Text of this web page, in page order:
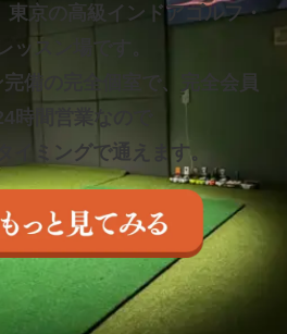
京の高級インドアゴルフ・
ッスン場です。
備の完全個室で、完全会員
時間営業なので
イミングで通えます。